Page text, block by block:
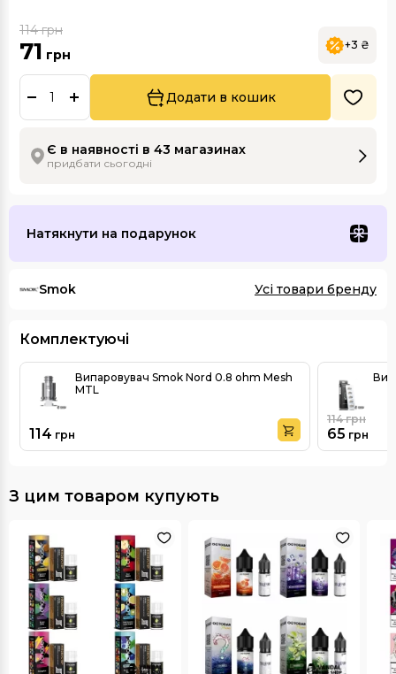
114грн
71 грн
+3 ₴
Додати в кошик
Є в наявності в 43 магазинах
придбати сьогодні
Натякнути на подарунок
Smok Усі товари бренду
Комплектуючі
Випаровувач Smok Nord 0.8 ohm Mesh
MTL
114 грн 65 грн
114грн
З цим товаром купують